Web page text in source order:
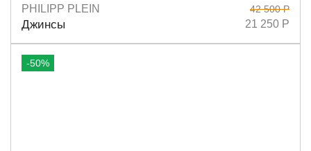
Размеры
PHILIPP PLEIN
Джинсы
42 500 Р
21 250 Р
-50%